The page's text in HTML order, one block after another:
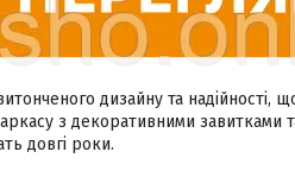
дизайну та надійності,
з декоративними завитками
довгі роки.